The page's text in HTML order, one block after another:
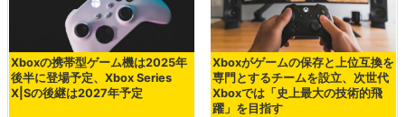
Xboxの携帯型ゲーム機は2025年
後半に登場予定、Xbox Series
X|Sの後継は2027年予定
Xboxがゲームの保存と上位互換を
専門とするチームを設立、次世代
Xboxでは「史上最大の技術的飛
躍」を目指す